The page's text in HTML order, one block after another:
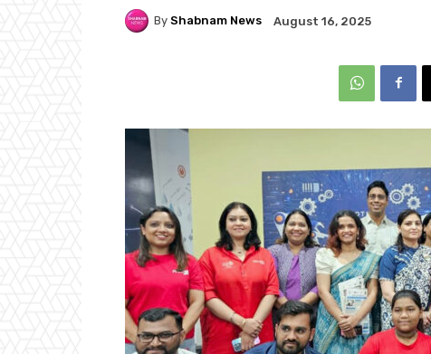
By Shabnam News August 16, 2025